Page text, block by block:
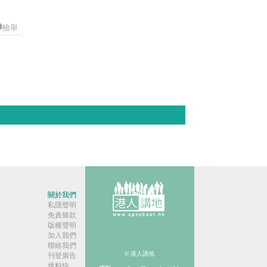
檢舉
關於我們
私隱聲明
免責條款
版權聲明
加入我們
聯絡我們
刊登廣告
© 港人講地